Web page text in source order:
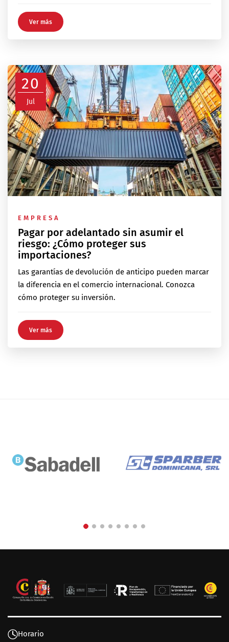
Ver más
20
Jul
EMPRESA
Pagar por adelantado sin asumir el
riesgo: ¿Cómo proteger sus
importaciones?
Las garantías de devolución de anticipo pueden marcar
la diferencia en el comercio internacional. Conozca
cómo proteger su inversión.
Ver más
Horario